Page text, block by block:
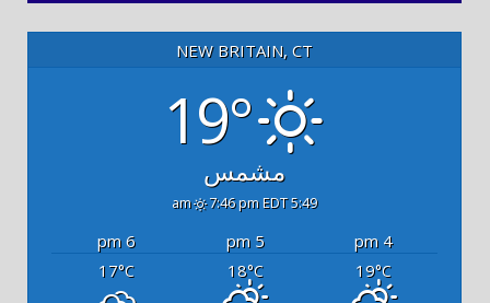
NEW BRITAIN, CT
19°
مشمس
5:49 am
7:46 pm EDT
4 pm
5 pm
6 pm
19°C
18°C
17°C